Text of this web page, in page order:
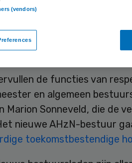
Hospicezorg
benoemd. Het betreft
en Simone Koops-
de functies van
en algemeen
Marion Sonneveld, die de
nieuwe AHzN-bestuur
toekomstbestendige
(vendors)